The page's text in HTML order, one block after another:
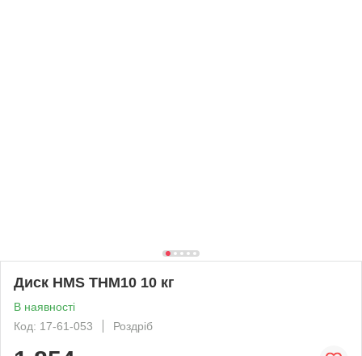
Диск HMS THM10 10 кг
В наявності
Код: 17-61-053
Роздріб